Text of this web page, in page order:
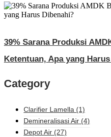
39% Sarana Produksi
Ketentuan, Apa yang
Category
Clarifier Lamella (1)
Demineralisasi Air (4)
Depot Air (27)